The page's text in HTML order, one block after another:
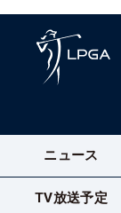
ニュース
TV放送予定